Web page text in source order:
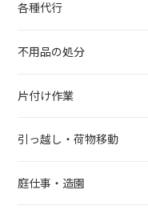
各種代行
不用品の処分
片付け作業
引っ越し・荷物移動
庭仕事・造園